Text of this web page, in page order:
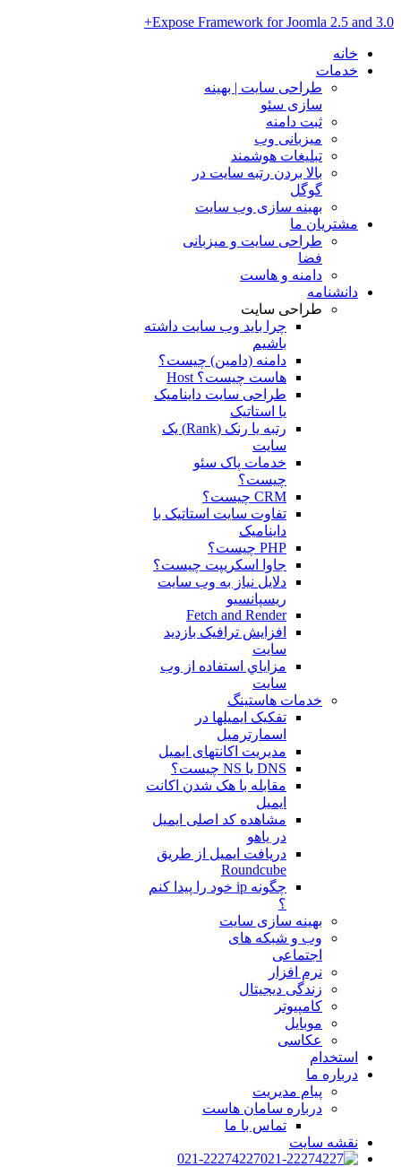
Expose Framework for Joomla 2.5 and 3.0+
خانه
خدمات
طراحی سایت | بهینه
سازی سئو
ثبت دامنه
میزبانی وب
تبلیغات هوشمند
بالا بردن رتبه سایت در
گوگل
بهینه سازی وب سایت
مشتریان ما
طراحی سایت و میزبانی
فضا
دامنه و هاست
دانشنامه
طراحی سایت
چرا باید وب سایت داشته
باشیم
دامنه (دامین) چیست؟
هاست چیست؟ Host
طراحی سایت داینامیک
یا استاتیک
رتبه یا رنک (Rank) یک
سایت
خدمات پاک سئو
چیست؟
CRM چیست؟
تفاوت سایت استاتیک با
داینامیک
PHP چیست؟
جاوا اسکریپت چیست؟
دلايل نياز به وب سايت
ريسپانسيو
Fetch and Render
افزایش ترافیک بازدید
سایت
مزاياي استفاده از وب
سايت
خدمات هاستینگ
تفکیک ایمیلها در
اسمارترمیل
مدیریت اکانتهای ایمیل
DNS یا NS چیست؟
مقابله با هک شدن اکانت
ایمیل
مشاهده کد اصلی ایمیل
در یاهو
دریافت ایمیل از طریق
Roundcube
چگونه ip خود را پیدا کنم
؟
بهینه سازی سایت
وب و شبکه های
اجتماعی
نرم افزار
زندگی دیجیتال
کامپیوتر
موبایل
عکاسی
استخدام
درباره ما
پیام مدیریت
درباره سامان هاست
تماس با ما
نقشه سایت
021-22274227